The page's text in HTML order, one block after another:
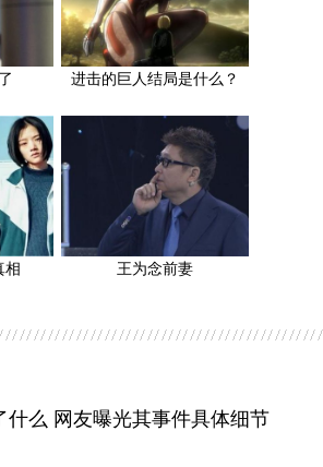
进击的巨人结局是什么？
相 王为念前妻
么 网友曝光其事件具体细节